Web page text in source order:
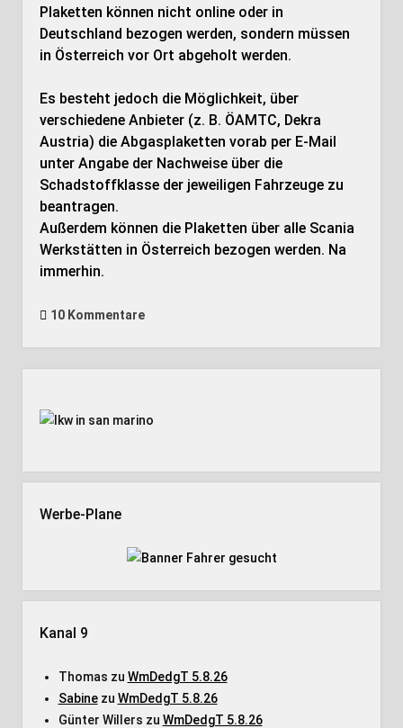
Plaketten können nicht online oder in
Deutschland bezogen werden, sondern müssen
in Österreich vor Ort abgeholt werden.
Es besteht jedoch die Möglichkeit, über
verschiedene Anbieter (z. B. ÖAMTC, Dekra
Austria) die Abgasplaketten vorab per E-Mail
unter Angabe der Nachweise über die
Schadstoffklasse der jeweiligen Fahrzeuge zu
beantragen.
Außerdem können die Plaketten über alle Scania
Werkstätten in Österreich bezogen werden. Na
immerhin.
10 Kommentare
Werbe-Plane
Kanal 9
Thomas zu WmDedgT 5.8.26
Sabinezu WmDedgT 5.8.26
Günter Willers zu WmDedgT 5.8.26